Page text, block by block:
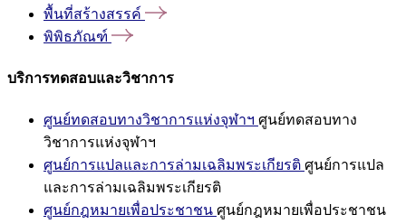
พื้นที่สร้างสรรค์
พิพิธภัณฑ์
บริการทดสอบและวิชาการ
ศูนย์ทดสอบทางวิชาการแห่งจุฬาฯ ศูนย์ทดสอบทาง
วิชาการแห่งจุฬาฯ
ศูนย์การแปลและการล่ามเฉลิมพระเกียรติ ศูนย์การแปล
และการล่ามเฉลิมพระเกียรติ
ศูนย์กฎหมายเพื่อประชาชน ศูนย์กฎหมายเพื่อประชาชน